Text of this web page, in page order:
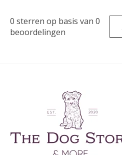
0 sterren op basis van 0
beoordelingen